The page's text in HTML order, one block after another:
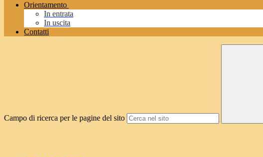
Orientamento
In entrata
In uscita
Contatti
Campo di ricerca per le pagine del sito